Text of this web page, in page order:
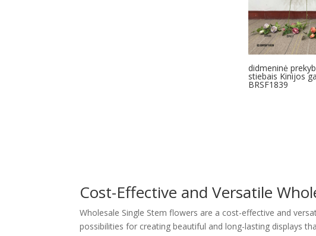
didmeninė
stiebais Kinijos
BRSF1839
Cost-Effective and Versatile
Wholesale Single Stem flowers are a cost-effective and
possibilities for creating beautiful and long-lasting displays